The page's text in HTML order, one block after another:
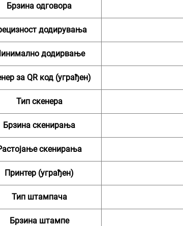
Брзина одговора
додирувања
додирвање
за QR код (уграђен)
Тип скенера
Брзина скенирања
скенирања
Принтер (уграђен)
Тип штампача
Брзина штампе